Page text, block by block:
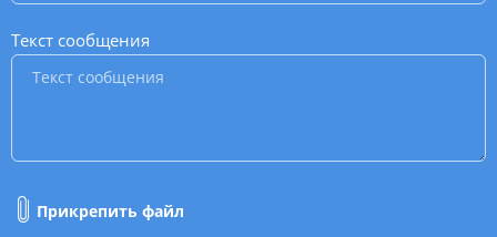
Текст сообщения
Прикрепить файл